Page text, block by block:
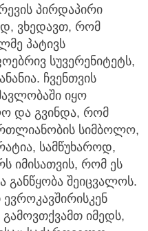
პირდაპირი
ვხედავთ, რომ
პატივს
სუვერენიტეტს,
ჩვენთვის
იყო
და გვინდა, რომ
სიმბოლო,
სამწუხაროდ,
იმისათვის, რომ ეს
განწყობა შეიცვალოს.
იმედს,